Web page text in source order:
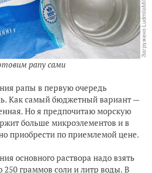
рапу сами
рапы в первую очередь
Как самый бюджетный вариант —
Но я предпочитаю морскую
больше микроэлементов и в
приобрести по приемлемой цене.
основного раствора надо взять
250 граммов соли и литр воды. В